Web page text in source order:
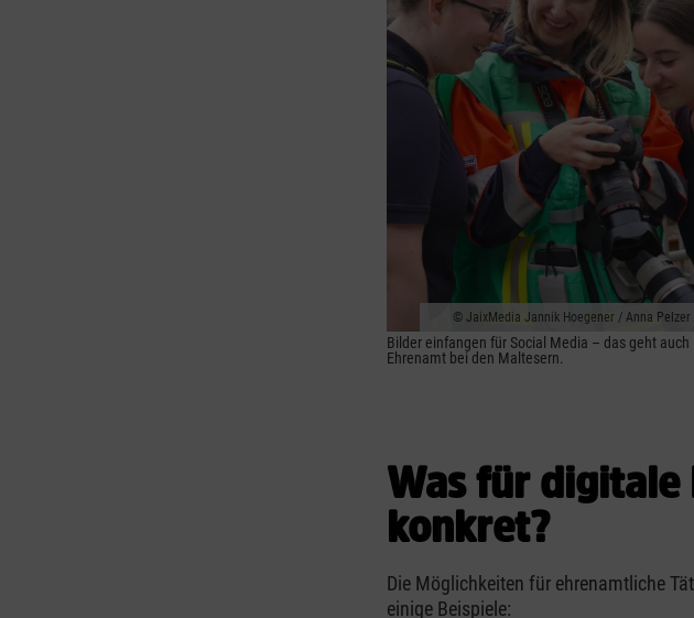
JaixMedia Jannik Hoegener / Anna Pelzer
Bilder einfangen für Social Media – das geht auch
Ehrenamt bei den Maltesern.
Was für digitale
konkret?
Die Möglichkeiten für ehrenamtliche
einige Beispiele: